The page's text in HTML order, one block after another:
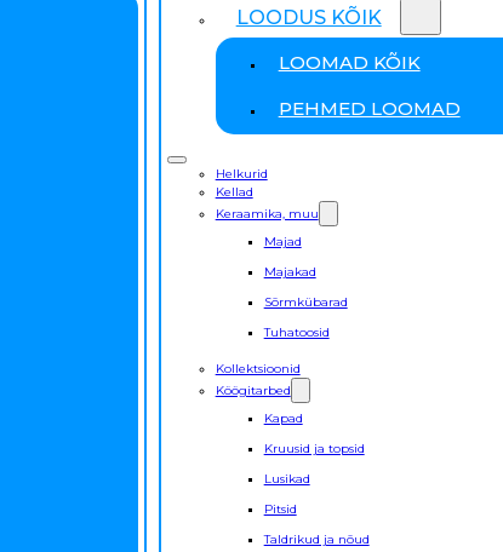
LOODUS KÕIK
LOOMAD KÕIK
PEHMED LOOMAD
Helkurid
Kellad
Keraamika, muu
Majad
Majakad
Sõrmkübarad
Tuhatoosid
Kollektsioonid
Köögitarbed
Kapad
Kruusid ja topsid
Lusikad
Pitsid
Taldrikud ja nõud